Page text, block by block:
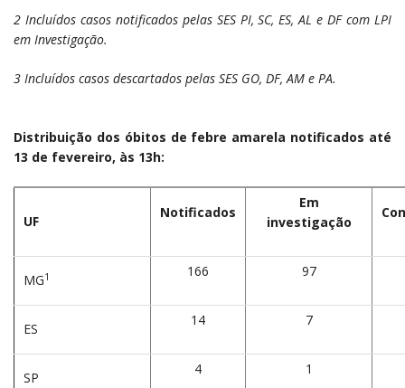
2 Incluídos casos notificados pelas SES PI, SC, ES, AL e DF com LPI
em Investigação.
3 Incluídos casos descartados pelas SES GO, DF, AM e PA.
Distribuição dos óbitos de febre amarela notificados até
13 de fevereiro, às 13h:
UF
Notificados
Em
investigação
MG1 166 97
ES
14 7
SP
4 1